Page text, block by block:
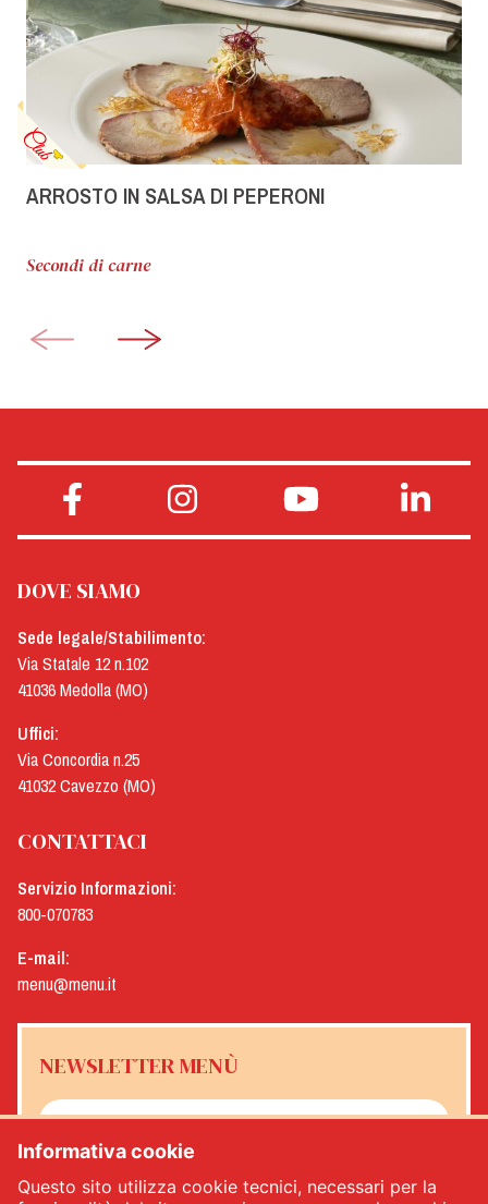
ARROSTO IN SALSA DI PEPERONI
Secondi di carne
DOVE SIAMO
Sede legale/Stabilimento:
Via Statale 12 n.102
41036 Medolla (MO)
Uffici:
Via Concordia n.25
41032 Cavezzo (MO)
CONTATTACI
Servizio Informazioni:
800-070783
E-mail:
menu@menu.it
NEWSLETTER MENÙ
Informativa cookie
Questo sito utilizza cookie tecnici, necessari per la